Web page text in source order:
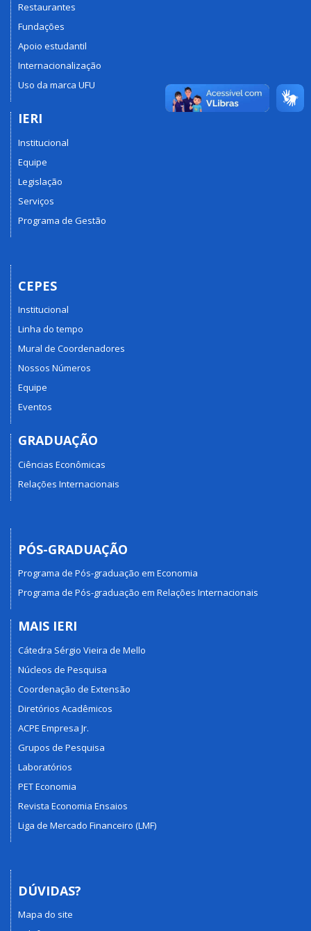
Restaurantes
Fundações
Apoio estudantil
Internacionalização
Uso da marca UFU
IERI
Institucional
Equipe
Legislação
Serviços
Programa de Gestão
CEPES
Institucional
Linha do tempo
Mural de Coordenadores
Nossos Números
Equipe
Eventos
GRADUAÇÃO
Ciências Econômicas
Relações Internacionais
PÓS-GRADUAÇÃO
Programa de Pós-graduação em Economia
Programa de Pós-graduação em Relações Internacionais
MAIS IERI
Cátedra Sérgio Vieira de Mello
Núcleos de Pesquisa
Coordenação de Extensão
Diretórios Acadêmicos
ACPE Empresa Jr.
Grupos de Pesquisa
Laboratórios
PET Economia
Revista Economia Ensaios
Liga de Mercado Financeiro (LMF)
DÚVIDAS?
Mapa do site